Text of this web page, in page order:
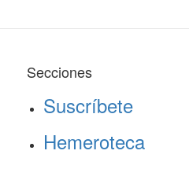
Secciones
Suscríbete
Hemeroteca